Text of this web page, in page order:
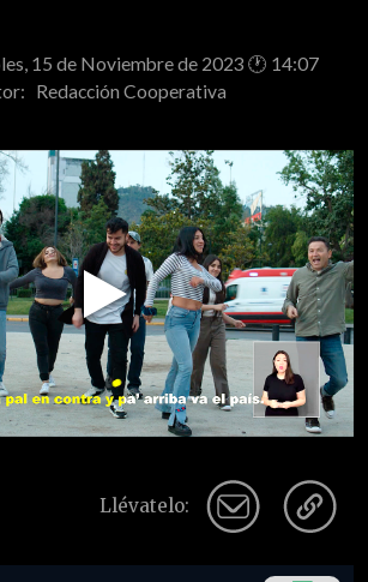
15 de Noviembre de 2023 🕐 14:07
Redacción Cooperativa
Play
Video
Llévatelo: